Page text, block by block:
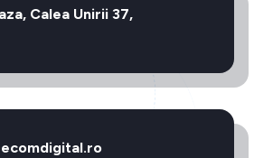
Calea Unirii 37,